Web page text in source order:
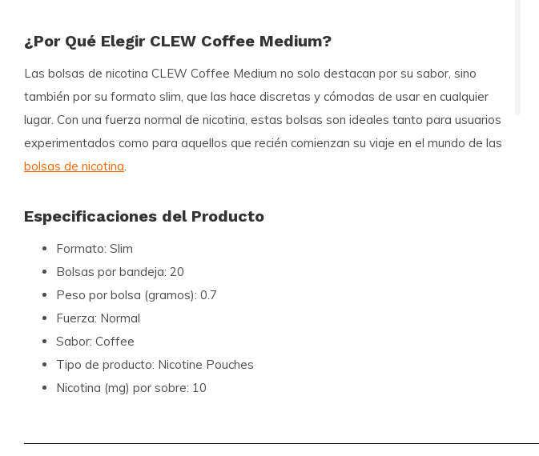
¿Por Qué Elegir CLEW Coffee Medium?
Las bolsas de nicotina CLEW Coffee Medium no solo destacan por su sabor, sino
también por su formato slim , que las hace discretas y cómodas de usar en cualquier
lugar. Con una fuerza normal de nicotina, estas bolsas son ideales tanto para usuarios
experimentados como para aquellos que recién comienzan su viaje en el mundo de las
bolsas de nicotina
Especificaciones del Producto
Formato: Slim
Bolsas por bandeja: 20
Peso por bolsa (gramos): 0.7
Fuerza: Normal
Sabor: Coffee
Tipo de producto: Nicotine Pouches
Nicotina (mg) por sobre: 10